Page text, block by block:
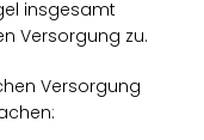
insgesamt
Versorgung zu.
Versorgung